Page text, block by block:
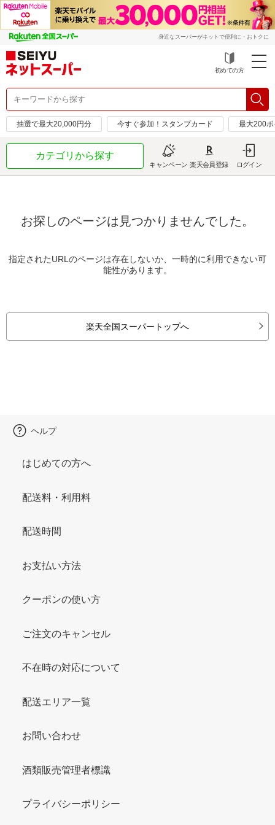
身近なスーパーがネットで便利に・おトクに
初めての方
抽選で最大20,000円分 今すぐ参加！スタンプカード 最大200
カテゴリから探す
キャンペーン 楽天会員登録 ログイン
お探しのページは見つかりませんでした。
指定されたURLのページは存在しないか、一時的に利用できない可
能性があります。
楽天全国スーパートップへ
ヘルプ
はじめての方へ
配送料・利用料
配送時間
お支払い方法
クーポンの使い方
ご注文のキャンセル
不在時の対応について
配送エリア一覧
お問い合わせ
酒類販売管理者標識
プライバシーポリシー